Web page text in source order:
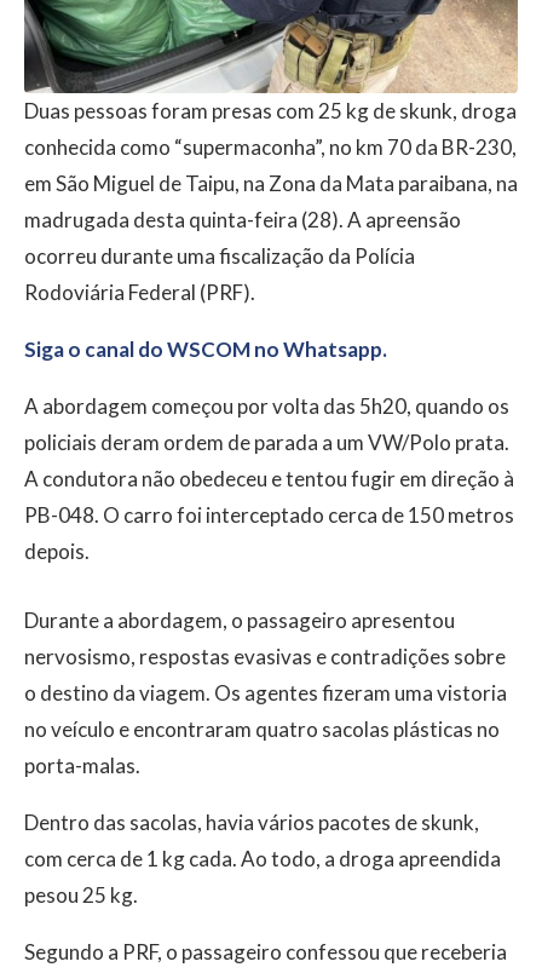
Duas pessoas foram presas com 25 kg de skunk, droga
conhecida como “supermaconha”, no km 70 da BR-230,
em São Miguel de Taipu, na Zona da Mata paraibana, na
madrugada desta quinta-feira (28). A apreensão
ocorreu durante uma fiscalização da Polícia
Rodoviária Federal (PRF).
Siga o canal do WSCOM no Whatsapp.
A abordagem começou por volta das 5h20, quando os
policiais deram ordem de parada a um VW/Polo prata.
A condutora não obedeceu e tentou fugir em direção à
PB-048. O carro foi interceptado cerca de 150 metros
depois.
Durante a abordagem, o passageiro apresentou
nervosismo, respostas evasivas e contradições sobre
o destino da viagem. Os agentes fizeram uma vistoria
no veículo e encontraram quatro sacolas plásticas no
porta-malas.
Dentro das sacolas, havia vários pacotes de skunk,
com cerca de 1 kg cada. Ao todo, a droga apreendida
pesou 25 kg.
Segundo a PRF, o passageiro confessou que receberia